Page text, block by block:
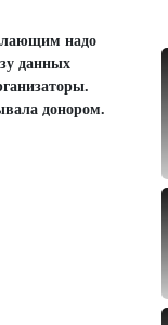
надо
данных
донором.